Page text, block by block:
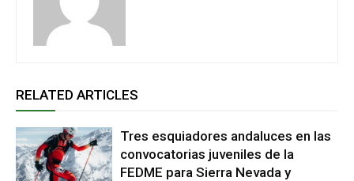
RELATED ARTICLES
Tres esquiadores andaluces en las
convocatorias juveniles de la
FEDME para Sierra Nevada y